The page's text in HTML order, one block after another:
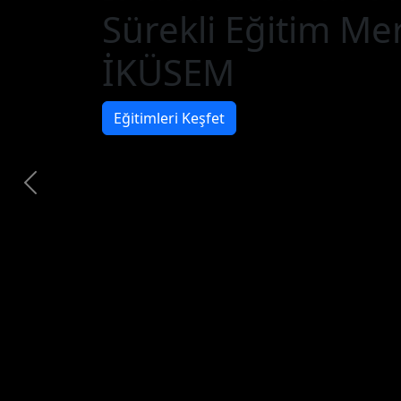
Sürekli Eğitim
İKÜSEM
Eğitimleri Keşfet